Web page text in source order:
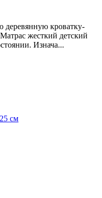
деревянную кроватку-
жесткий детский
Изнача...